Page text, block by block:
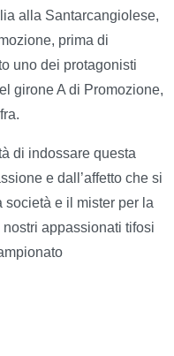
alla Santarcangiolese,
prima di
uno dei protagonisti
girone A di Promozione,
di indossare questa
e dall’affetto che si
e il mister per la
appassionati tifosi